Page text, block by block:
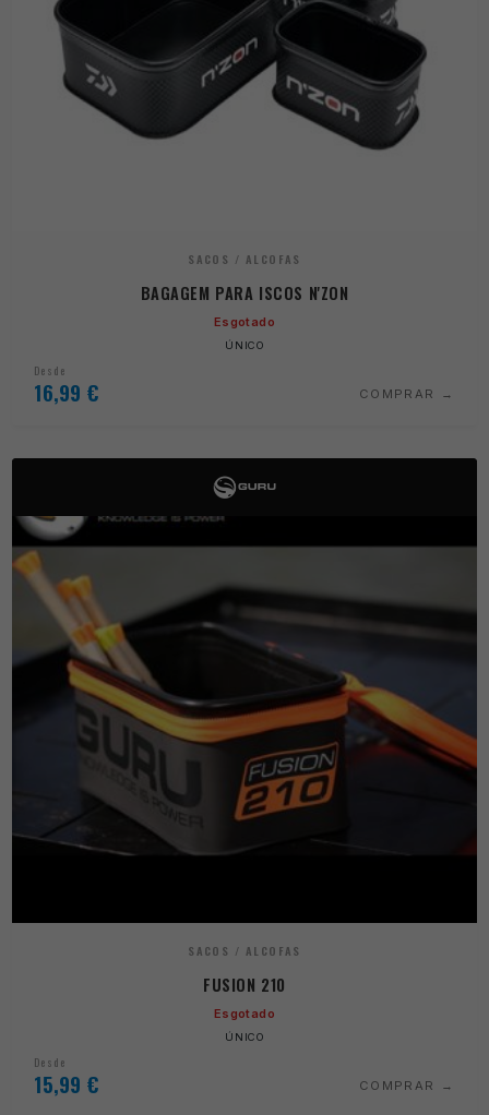
SACOS / ALCOFAS
BAGAGEM PARA ISCOS N'ZON
Esgotado
ÚNICO
Desde
16,99 € COMPRAR
SACOS / ALCOFAS
FUSION 210
Esgotado
ÚNICO
Desde
15,99 € COMPRAR